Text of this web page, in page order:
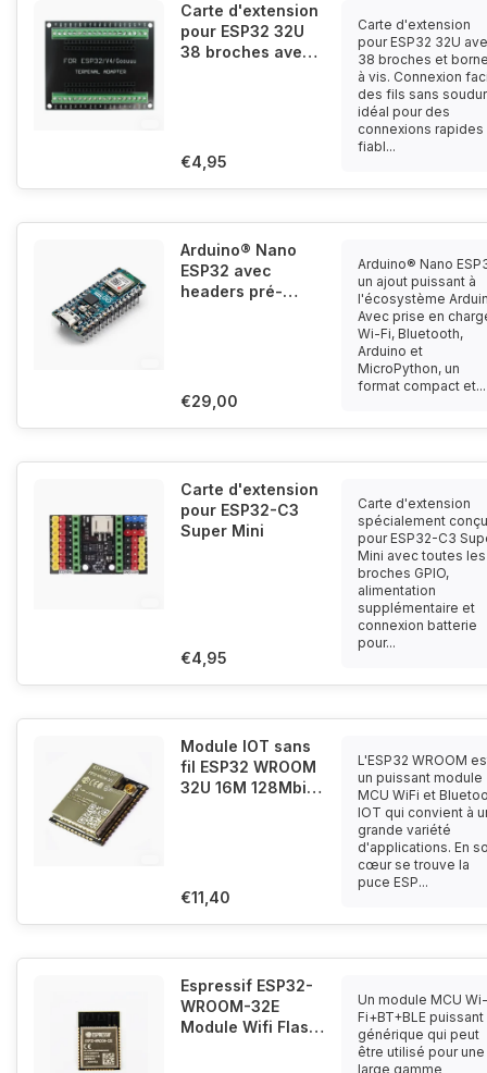
Carte d'extension
pour ESP32 32U
38 broches avec
€4,95
Carte d'extension
pour ESP32 32U
38 broches et
à vis. Connexion
des fils sans
idéal pour des
connexions rapides
fiabl...
Arduino® Nano
ESP32 avec
headers pré-
€29,00
Arduino® Nano
un ajout puissant à
l'écosystème
Avec prise en
Wi-Fi, Bluetooth,
Arduino et
MicroPython, un
format compact et...
Carte d'extension
pour ESP32-C3
Super Mini
€4,95
Carte d'extension
spécialement
pour ESP32-C3
Mini avec toutes les
broches GPIO,
alimentation
supplémentaire et
connexion batterie
pour...
Module IOT sans
fil ESP32 WROOM
32U 16M 128Mbit
€11,40
L'ESP32 WROOM
un puissant module
MCU WiFi et
IOT qui convient à
grande variété
d'applications. En
cœur se trouve la
puce ESP...
Espressif ESP32-
WROOM-32E
Module Wifi Flash
Un module MCU Wi-
Fi+BT+BLE
générique qui peut
être utilisé pour une
large gamme